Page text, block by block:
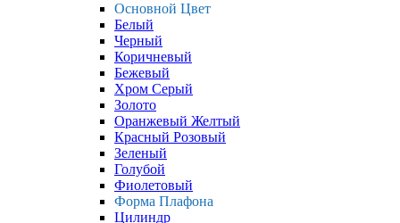
Основной Цвет
Белый
Черный
Коричневый
Бежевый
Хром Серый
Золото
Оранжевый Желтый
Красный Розовый
Зеленый
Голубой
Фиолетовый
Форма Плафона
Цилиндр